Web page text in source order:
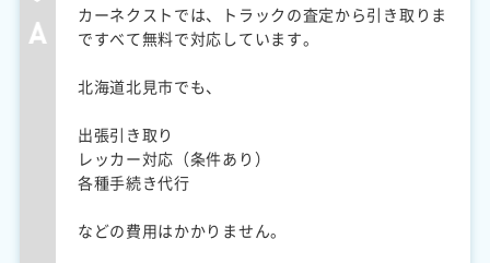
カーネクストでは、トラックの査定から引き取りま
ですべて無料で対応しています。
北海道北見市でも、
出張引き取り
レッカー対応（条件あり）
各種手続き代行
などの費用はかかりません。